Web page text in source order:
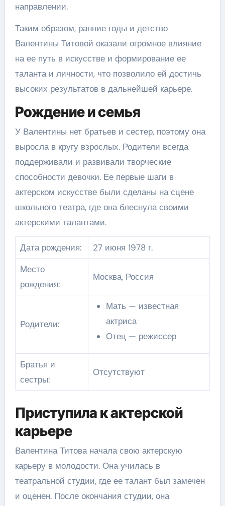
направлении.
Таким образом, ранние годы и детство
Валентины Титовой оказали огромное влияние
на ее путь в искусстве и формирование ее
таланта и личности, что позволило ей достичь
высоких результатов в дальнейшей карьере.
Рождение и семья
У Валентины нет братьев и сестер, поэтому она
выросла в кругу взрослых. Родители всегда
поддерживали и развивали творческие
способности девочки. Ее первые шаги в
актерском искусстве были сделаны на сцене
школьного театра, где она блеснула своими
актерскими талантами.
Дата рождения:
27 июня 1978 г.
Место
рождения:
Москва, Россия
Родители:
Мать — известная
актриса
Отец — режиссер
Братья и
сестры:
Отсутствуют
Приступила к актерской
карьере
Валентина Титова начала свою актерскую
карьеру в молодости. Она училась в
театральной студии, где ее талант был замечен
и оценен. После окончания студии, она